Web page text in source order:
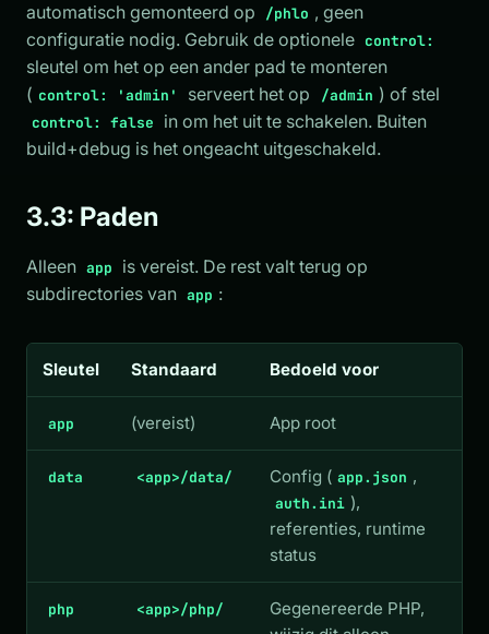
automatisch gemonteerd op /phlo , geen
configuratie nodig. Gebruik de optionele control:
sleutel om het op een ander pad te monteren
( control: 'admin' serveert het op /admin ) of stel
control: false
in om het uit te schakelen. Buiten
build+debug is het ongeacht uitgeschakeld.
3.3: Paden
Alleen app
is vereist. De rest valt terug op
subdirectories van app :
Sleutel Standaard Bedoeld voor
app (vereist) App root
data <app>/data/ Config ( app.json ,
auth.ini ),
referenties, runtime
status
php <app>/php/
Gegenereerde PHP,